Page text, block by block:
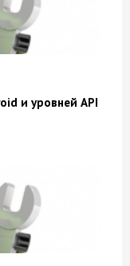
и уровней API